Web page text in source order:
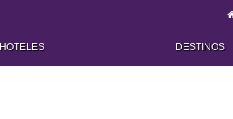
HOTELES DESTINOS